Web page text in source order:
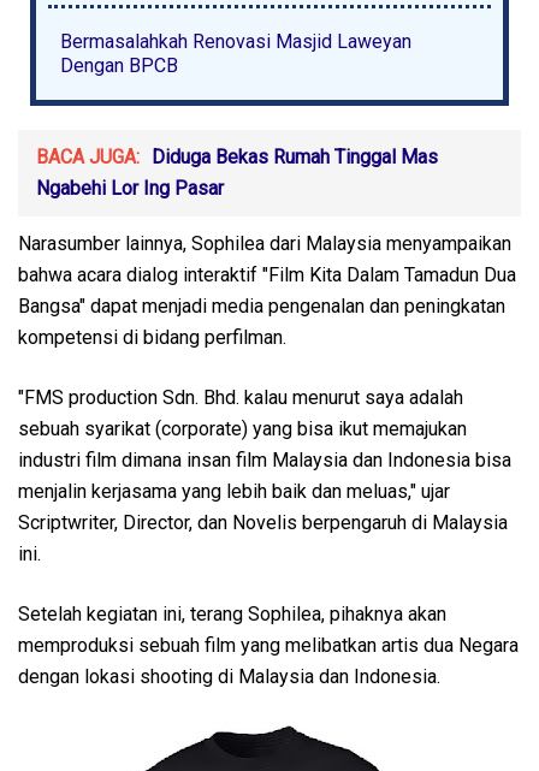
Bermasalahkah Renovasi Masjid Laweyan
Dengan BPCB
BACA JUGA: Diduga Bekas Rumah Tinggal Mas
Ngabehi Lor Ing Pasar
Narasumber lainnya, Sophilea dari Malaysia menyampaikan
bahwa acara dialog interaktif "Film Kita Dalam Tamadun Dua
Bangsa" dapat menjadi media pengenalan dan peningkatan
kompetensi di bidang perfilman.
"FMS production Sdn. Bhd. kalau menurut saya adalah
sebuah syarikat (corporate) yang bisa ikut memajukan
industri film dimana insan film Malaysia dan Indonesia bisa
menjalin kerjasama yang lebih baik dan meluas," ujar
Scriptwriter, Director, dan Novelis berpengaruh di Malaysia
ini.
Setelah kegiatan ini, terang Sophilea, pihaknya akan
memproduksi sebuah film yang melibatkan artis dua Negara
dengan lokasi shooting di Malaysia dan Indonesia.